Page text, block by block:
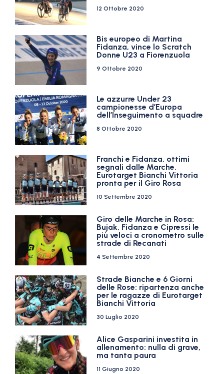
12 Ottobre 2020
Bis europeo di Martina
Fidanza, vince lo Scratch
Donne U23 a Fiorenzuola
9 Ottobre 2020
Le azzurre Under 23
campionesse d’Europa
dell’Inseguimento a squadre
8 Ottobre 2020
Franchi e Fidanza, ottimi
segnali dalle Marche.
Eurotarget Bianchi Vittoria
pronta per il Giro Rosa
10 Settembre 2020
Giro delle Marche in Rosa:
Bujak, Fidanza e Cipressi le
più veloci a cronometro sulle
strade di Recanati
4 Settembre 2020
Strade Bianche e 6 Giorni
delle Rose: ripartenza anche
per le ragazze di Eurotarget
Bianchi Vittoria
30 Luglio 2020
Alice Gasparini investita in
allenamento: nulla di grave,
ma tanta paura
11 Giugno 2020